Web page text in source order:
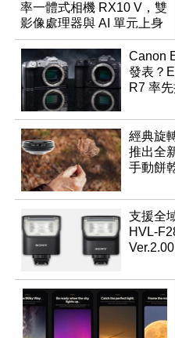
率一體式相機 RX10 V，雙
影像處理器與 AI 單元上身
Canon
發表？
R7 率
經典旋
推出全
手動餅
支援全
HVL-